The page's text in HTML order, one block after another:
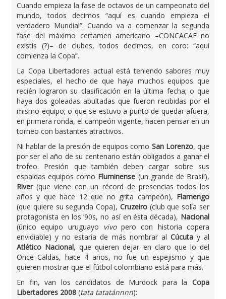
Cuando empieza la fase de octavos de un campeonato del
mundo, todos decimos “aquí es cuando empieza el
verdadero Mundial”. Cuando va a comenzar la segunda
fase del máximo certamen americano –CONCACAF no
existís (?)– de clubes, todos decimos, en coro: “aquí
comienza la Copa”.
La Copa Libertadores actual está teniendo sabores muy
especiales, el hecho de que haya muchos equipos que
recién lograron su clasificación en la última fecha; o que
haya dos goleadas abultadas que fueron recibidas por el
mismo equipo; o que se estuvo a punto de quedar afuera,
en primera ronda, el campeón vigente, hacen pensar en un
torneo con bastantes atractivos.
Ni hablar de la presión de equipos como San Lorenzo, que
por ser el año de su centenario están obligados a ganar el
trofeo. Presión que también deben cargar sobre sus
espaldas equipos como Fluminense (un grande de Brasil),
River(que viene con un récord de presencias todos los
años y que hace 12 que no grita campeón), Flamengo
(que quiere su segunda Copa), Cruzeiro(club que solía ser
protagonista en los ’90s, no así en ésta década), Nacional
(único equipo uruguayo
vivopero con historia copera
envidiable) y no estaría de más nombrar al Cúcutay al
Atlético Nacional, que quieren dejar en claro que lo del
Once Caldas, hace 4 años, no fue un espejismo y que
quieren mostrar que el fútbol colombiano está para más.
En fin, van los candidatos de Murdock para la Copa
Libertadores 2008 (tata tatatánnnn):